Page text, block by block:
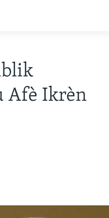
Afè Ikrèn